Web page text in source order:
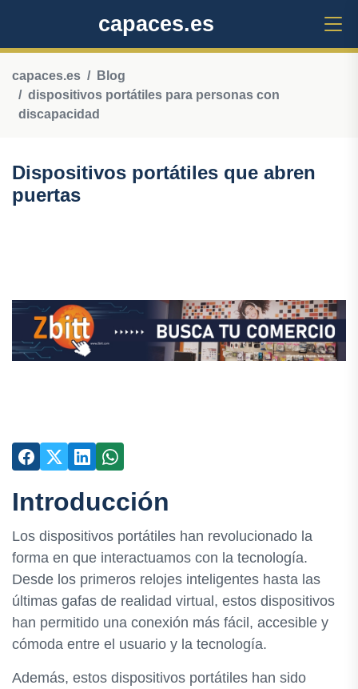
capaces.es
capaces.es
Blog
dispositivos portátiles para personas con
discapacidad
Dispositivos portátiles que abren
puertas
Introducción
Los dispositivos portátiles han revolucionado la
forma en que interactuamos con la tecnología.
Desde los primeros relojes inteligentes hasta las
últimas gafas de realidad virtual, estos dispositivos
han permitido una conexión más fácil, accesible y
cómoda entre el usuario y la tecnología.
Además, estos dispositivos portátiles han sido